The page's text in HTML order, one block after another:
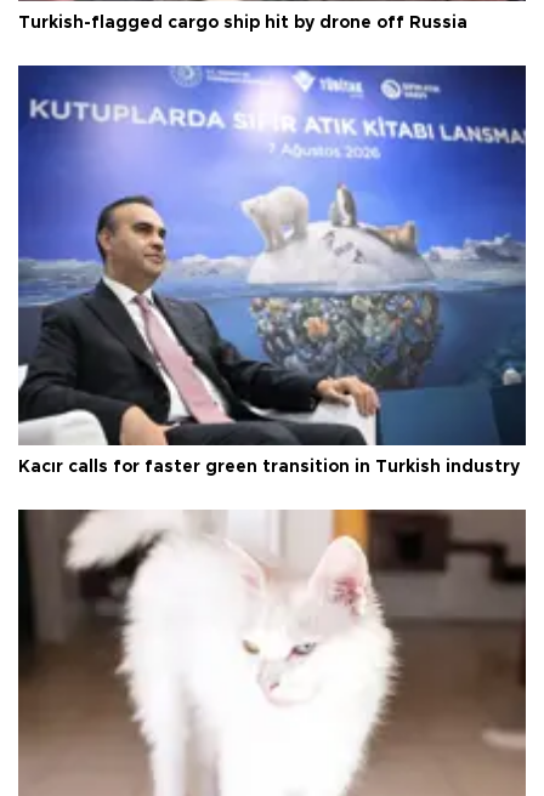
Turkish-flagged cargo ship hit by drone off Russia
Kacır calls for faster green transition in Turkish industry